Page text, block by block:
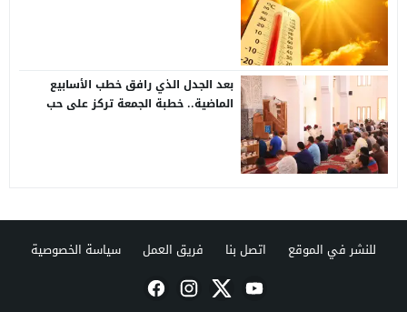
بعد الجدل الذي رافق خطب الأسابيع
الماضية.. خطبة الجمعة تركز على حب
للنشر في الموقع اتصل بنا فريق العمل سياسة الخصوصية